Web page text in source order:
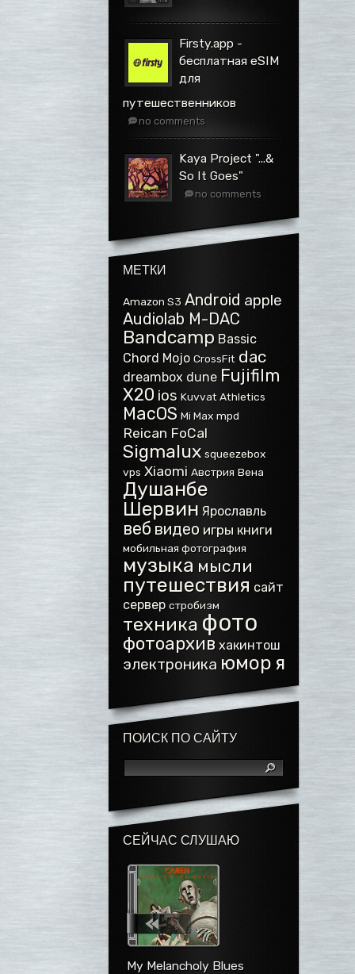
Firsty.app -
бесплатная eSIM
для
путешественников
no comments
Kaya Project ".​.​.​&
So It Goes"
no comments
МЕТКИ
Amazon S3 Android apple
Audiolab M-DAC
Bandcamp Bassic
Chord Mojo CrossFit dac
dreambox dune Fujifilm
X20 ios Kuvvat Athletics
MacOS Mi Max mpd
Reican FoCal
Sigmalux squeezebox
vps Xiaomi Австрия Вена
Душанбе
Шервин Ярославль
веб видео игры книги
мобильная фотография
музыка мысли
путешествия сайт
сервер стробизм
техника фото
фотоархив хакинтош
электроника юмор я
ПОИСК ПО САЙТУ
СЕЙЧАС СЛУШАЮ
My Melancholy Blues